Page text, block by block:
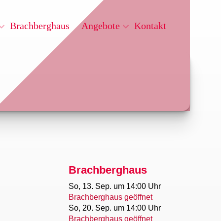
Brachberghaus Angebote Kontakt
Brachberghaus
So, 13. Sep. um 14:00 Uhr
Brachberghaus geöffnet
So, 20. Sep. um 14:00 Uhr
Brachberghaus geöffnet